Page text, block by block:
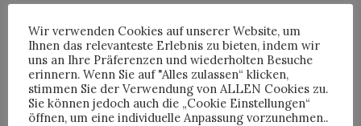
By HORST
NEWS
REVIEW: DIOR MÄNNER-
Wir verwenden Cookies auf unserer Website, um
Ihnen das relevanteste Erlebnis zu bieten, indem wir
uns an Ihre Präferenzen und wiederholten Besuche
erinnern. Wenn Sie auf "Alles zulassen“ klicken,
stimmen Sie der Verwendung von ALLEN Cookies zu.
Sie können jedoch auch die „Cookie Einstellungen“
öffnen, um eine individuelle Anpassung vorzunehmen..